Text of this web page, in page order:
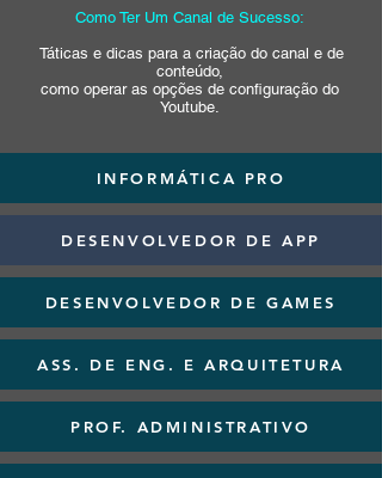
Como Ter Um Canal de Sucesso:
Táticas e dicas para a criação do canal e de
conteúdo,
como operar as opções de configuração do
Youtube.
INFORMÁTICA PRO
DESENVOLVEDOR DE APP
DESENVOLVEDOR DE GAMES
ASS. DE ENG. E ARQUITETURA
PROF. ADMINISTRATIVO